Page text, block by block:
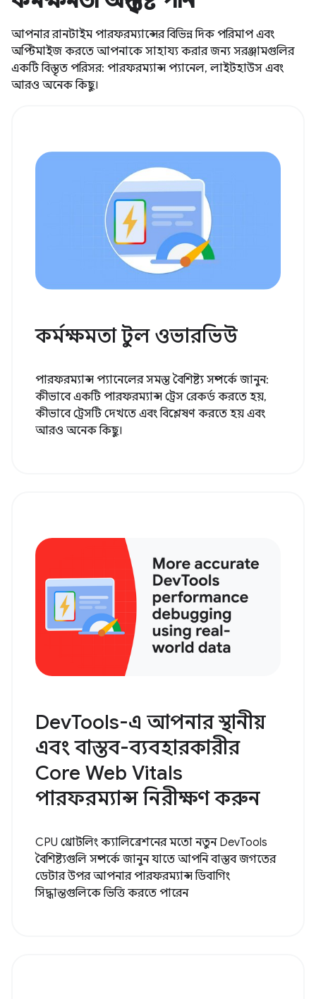
আপনার রানটাইম পারফরম্যান্সের বিভিন্ন দিক পরিমাপ এবং
অপ্টিমাইজ করতে আপনাকে সাহায্য করার জন্য সরঞ্জামগুলির
একটি বিস্তৃত পরিসর: পারফরম্যান্স প্যানেল, লাইটহাউস এবং
আরও অনেক কিছু।
কর্মক্ষমতা টুল ওভারভিউ
পারফরম্যান্স প্যানেলের সমস্ত বৈশিষ্ট্য সম্পর্কে জানুন:
কীভাবে একটি পারফরম্যান্স ট্রেস রেকর্ড করতে হয়,
কীভাবে ট্রেসটি দেখতে এবং বিশ্লেষণ করতে হয় এবং
আরও অনেক কিছু।
DevTools-এ আপনার স্থানীয়
এবং বাস্তব-ব্যবহারকারীর
Core Web Vitals
পারফরম্যান্স নিরীক্ষণ করুন
CPU থ্রোটলিং ক্যালিব্রেশনের মতো নতুন DevTools
বৈশিষ্ট্যগুলি সম্পর্কে জানুন যাতে আপনি বাস্তব জগতের
ডেটার উপর আপনার পারফরম্যান্স ডিবাগিং
সিদ্ধান্তগুলিকে ভিত্তি করতে পারেন